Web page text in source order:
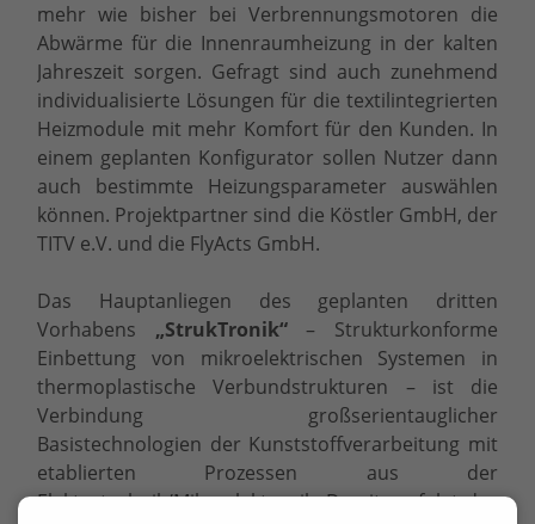
mehr wie bisher bei Verbrennungsmotoren die
Abwärme für die Innenraumheizung in der kalten
Jahreszeit sorgen. Gefragt sind auch zunehmend
individualisierte Lösungen für die textilintegrierten
Heizmodule mit mehr Komfort für den Kunden. In
einem geplanten Konfigurator sollen Nutzer dann
auch bestimmte Heizungsparameter auswählen
können. Projektpartner sind die Köstler GmbH, der
TITV e.V. und die FlyActs GmbH.
Das Hauptanliegen des geplanten dritten
Vorhabens „StrukTronik“– Strukturkonforme
Einbettung von mikroelektrischen Systemen in
thermoplastische Verbundstrukturen – ist die
Verbindung großserientauglicher
Basistechnologien der Kunststoffverarbeitung mit
etablierten Prozessen aus der
Elektrotechnik/Mikroelektronik. Damit verfolgt das